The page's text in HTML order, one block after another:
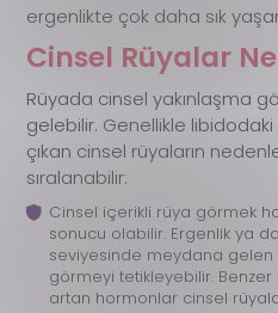
ergenlikte çok daha sık
Cinsel Rüyalar
Rüyada cinsel yakınlaşma
gelebilir. Genellikle
çıkan cinsel rüyaların
sıralanabilir:
Cinsel içerikli rüya görmek
sonucu olabilir. Ergenlik ya
seviyesinde meydana
görmeyi tetikleyebilir.
artan hormonlar cinsel